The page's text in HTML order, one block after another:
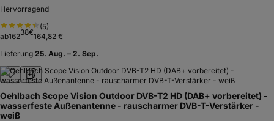
Hervorragend
(5)
ab16238€164,82 €
Lieferung 25. Aug. – 2. Sep.
Oehlbach Scope Vision Outdoor DVB-T2 HD (DAB+ vorbereitet) -
wasserfeste Außenantenne - rauscharmer DVB-T-Verstärker -
weiß